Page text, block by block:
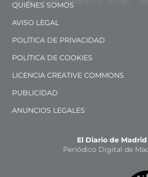
QUIÉNES SOMOS
AVISO LEGAL
POLÍTICA DE PRIVACIDAD
POLÍTICA DE COOKIES
LICENCIA CREATIVE COMMONS
PUBLICIDAD
ANUNCIOS LEGALES
El Diario de Madrid
Periódico Digital de